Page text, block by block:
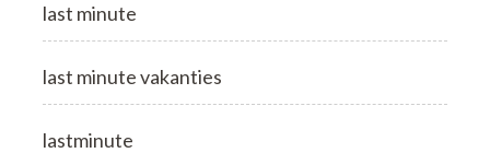
last minute
last minute vakanties
lastminute